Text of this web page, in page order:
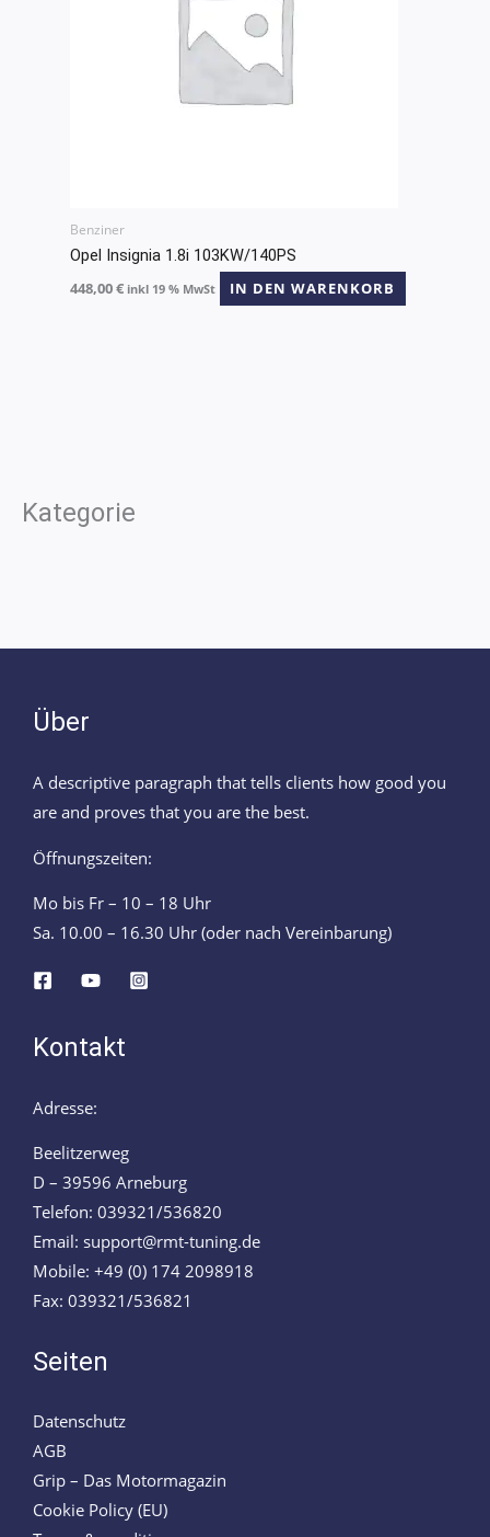
Kategorie
Benziner
Opel Insignia 1.8i 103KW/140PS
448,00€ inkl 19 % MwSt IN DEN WARENKORB
Über
A descriptive paragraph that tells clients how good you
are and proves that you are the best.
Öffnungszeiten:
Mo bis Fr – 10 – 18 Uhr
Sa. 10.00 – 16.30 Uhr (oder nach Vereinbarung)
Kontakt
Adresse:
Beelitzerweg
D – 39596 Arneburg
Telefon: 039321/536820
Email: support@rmt-tuning.de
Mobile: +49 (0) 174 2098918
Fax: 039321/536821
Seiten
Datenschutz
AGB
Grip – Das Motormagazin
Cookie Policy (EU)